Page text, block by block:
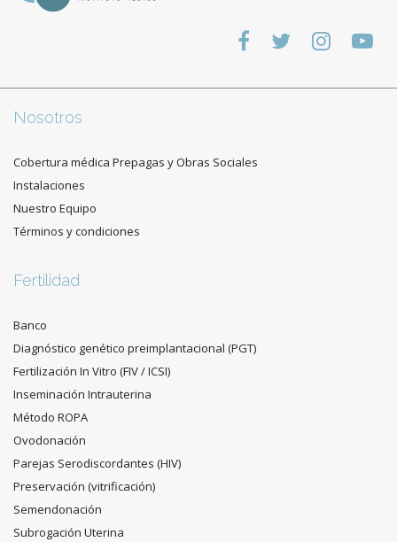
Nosotros
Cobertura médica Prepagas y Obras Sociales
Instalaciones
Nuestro Equipo
Términos y condiciones
Fertilidad
Banco
Diagnóstico genético preimplantacional (PGT)
Fertilización In Vitro (FIV / ICSI)
Inseminación Intrauterina
Método ROPA
Ovodonación
Parejas Serodiscordantes (HIV)
Preservación (vitrificación)
Semendonación
Subrogación Uterina